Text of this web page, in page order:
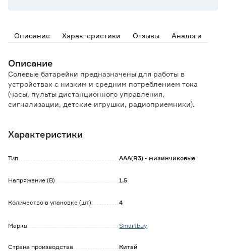
Описание Характеристики Отзывы Аналоги
Описание
Солевые батарейки предназначены для работы в
устройствах с низким и средним потреблением тока
(часы, пульты дистанционного управления,
сигнализации, детские игрушки, радиоприемники).
Характеристики
Тип AAA(R3) - мизинчиковые
Напряжение (В) 1.5
Количество в упаковке (шт) 4
Марка Smartbuy
Страна производства Китай